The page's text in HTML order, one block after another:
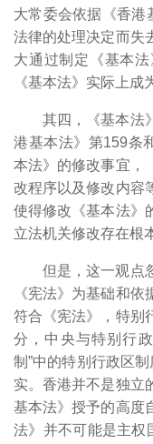
大常委会依据《香港
法律的处理决定而失
大通过制定《基本
《基本法》实际上成
其四，《基本法
港基本法》第159条
本法》的修改事宜，
改程序以及修改内容
使得修改《基本法》
立法机关修改存在根
但是，这一观点
《宪法》为基础和
符合《宪法》，特别
分，中央与特别行
制”中的特别行政区
实。香港并不是独立
基本法》授予的高度
法》并不可能是主权